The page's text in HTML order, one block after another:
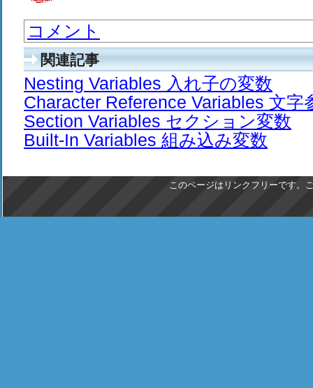
コメント
関連記事
Nesting Variables 入れ子の変数
Character Reference Variables 文字
Section Variables セクション変数
Built-In Variables 組み込み変数
このページはリンクフリーです。